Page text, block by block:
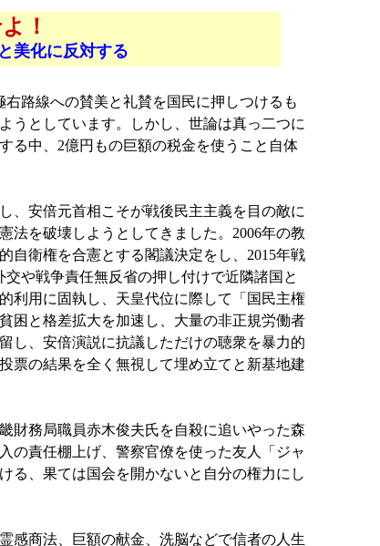
！
美化に反対する
路線への賛美と礼賛を国民に押しつけるも
うとしています。しかし、世論は真っ二つに
る中、2億円もの巨額の税金を使うこと自体
、安倍元首相こそが戦後民主主義を目の敵に
法を破壊しようとしてきました。2006年の教
自衛権を合憲とする閣議決定をし、2015年戦
や戦争責任無反省の押し付けで近隣諸国と
利用に固執し、天皇代位に際して「国民主権
困と格差拡大を加速し、大量の非正規労働者
し、安倍演説に抗議しただけの聴衆を暴力的
票の結果を全く無視して埋め立てと新基地建
財務局職員赤木俊夫氏を自殺に追いやった森
の責任棚上げ、警察官僚を使った友人「ジャ
る、果ては国会を開かないと自分の権力にし
感商法、巨額の献金、洗脳などで信者の人生